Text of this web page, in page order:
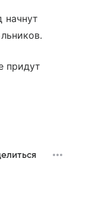
начнут
придут